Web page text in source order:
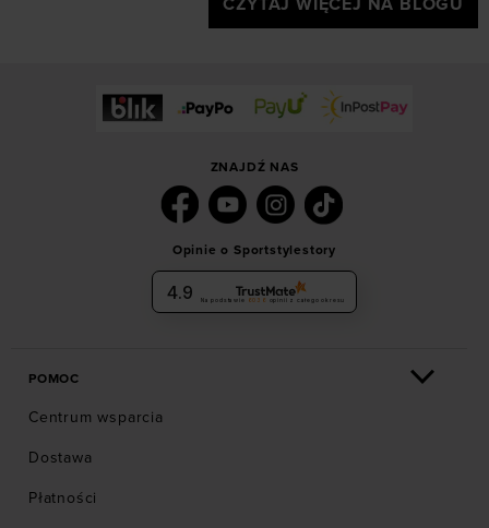
CZYTAJ WIĘCEJ NA BLOGU
ZNAJDŹ NAS
Opinie o Sportstylestory
4.9 Na podstawie 6036 opinii z całego okresu
POMOC
Centrum wsparcia
Dostawa
Płatności